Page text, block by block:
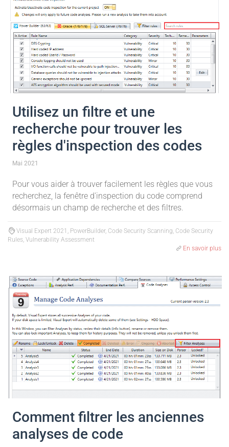
Utilisez un filtre et une
recherche pour trouver les
règles d'inspection des codes
Mai 2021
Pour vous aider à trouver facilement les règles que vous
recherchez, la fenêtre d'inspection du code comprend
désormais un champ de recherche et des filtres.
Visual Expert 2021, PowerBuilder, Code Security Scanning, Code Security
Rules, Vulnerability Assessment
En savoir plus
Comment filtrer les anciennes
analyses de code